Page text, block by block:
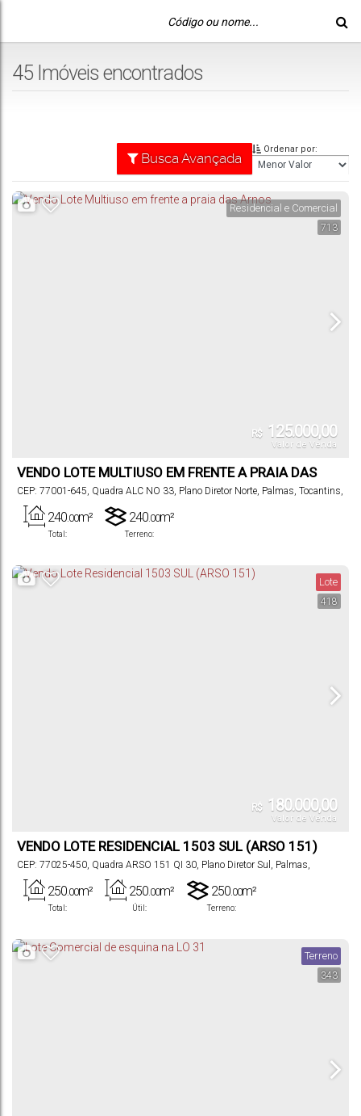
45 Imóveis encontrados
Busca Avançada
Ordenar por:
713
Residencial e Comercial
R$ 125.000,00
Valor de Venda
VENDO LOTE MULTIUSO EM FRENTE A PRAIA DAS
ARNOS
CEP: 77001-645, Quadra ALC NO 33, Plano Diretor Norte, Palmas, Tocantins,
Total:
240.00m²
Terreno:
240 .00m²
418
Lote
R$ 180.000,00
Valor de Venda
VENDO LOTE RESIDENCIAL 1503 SUL (ARSO 151)
CEP: 77025-450, Quadra ARSO 151 QI 30, Plano Diretor Sul , Palmas,
Total:
250.00m²
Útil:
250 .00m²
Terreno:
250.00m²
343
Terreno